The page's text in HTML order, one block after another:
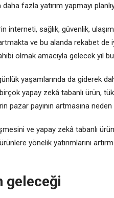
fazla yatırım yapmayı
interneti, sağlık, güvenlik,
ve bu alanda rekabet de
olmak amacıyla gelecek yıl
yaşamlarında da giderek
yapay zekâ tabanlı ürün,
pazar payının artmasına neden
ve yapay zekâ tabanlı
yönelik yatırımlarını
geleceği